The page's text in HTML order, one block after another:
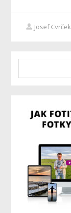
Josef Cvrček